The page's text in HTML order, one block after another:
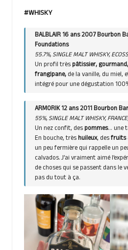
#WHISKY
BALBLAIR 16 ans 2007 Bourbon
Foundations
55.7%, SINGLE MALT WHISKY,
Un profil trèspâtissier,
frangipane,de la vanille, du miel,
intégré pour une dégustation
ARMORIK 12 ans 2011 Bourbon
55%, SINGLE MALT WHISKY,
Un nez confit, despommes… une
En bouche, trèshuileux, desfruits
un peu fermière qui rappelle un
calvados. J’ai vraiment aimé
de choses qui se passent dans le
pas du tout à ça.